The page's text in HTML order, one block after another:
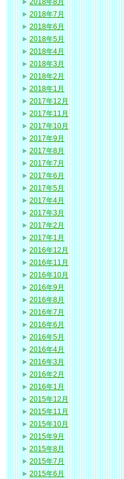
2018年8月
2018年7月
2018年6月
2018年5月
2018年4月
2018年3月
2018年2月
2018年1月
2017年12月
2017年11月
2017年10月
2017年9月
2017年8月
2017年7月
2017年6月
2017年5月
2017年4月
2017年3月
2017年2月
2017年1月
2016年12月
2016年11月
2016年10月
2016年9月
2016年8月
2016年7月
2016年6月
2016年5月
2016年4月
2016年3月
2016年2月
2016年1月
2015年12月
2015年11月
2015年10月
2015年9月
2015年8月
2015年7月
2015年6月